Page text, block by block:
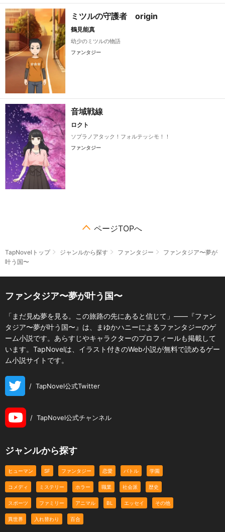
ミツルの守護者 origin
鶴見能真
幼少のミツルの物語
ファンタジー
音域戦線
ロクト
ソプラノアタック！フォルテッシモ！！
ファンタジー
ページTOPへ
TapNovelトップ ジャンルから探す ファンタジー
ファンタジア〜夢が
叶う国〜
ファンタジア〜夢が叶う国〜
「まだ見ぬ夢を見る。この旅路の先にあると信じて」――『ファン
タジア〜夢が叶う国〜』は、まゆかハニーによるファンタジーのゲ
ーム小説です。あらすじやキャラクターのプロフィールも掲載して
います。TapNovelは、イラスト付きのWeb小説が無料で読めるゲー
ム小説サイトです。
/ TapNovel公式Twitter
/ TapNovel公式チャンネル
ジャンルから探す
ヒューマン SF ファンタジー 恋愛 バトル 学園
コメディ ミステリー ホラー 職業 社会派 歴史
スポーツ ファミリー アニマル BL エッセイ その他
異世界 入れ替わり 百合